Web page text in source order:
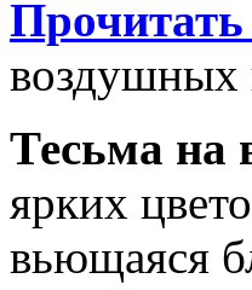
воздушных
Тесьма на
ярких
вьющаяся